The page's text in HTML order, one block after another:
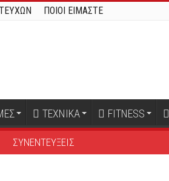
ΠΟΙΟΙ ΕΙΜΑΣΤΕ
ΤΕΧΝΙΚΑ FITNESS
ΣΥΝΕΝΤΕΥΞΕΙΣ